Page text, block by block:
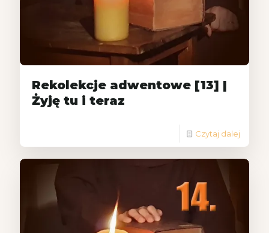
Rekolekcje adwentowe [13] |
Żyję tu i teraz
Czytaj dalej